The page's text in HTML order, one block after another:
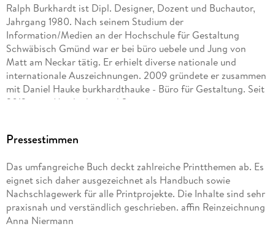
Geschäftsausstattung: Logo, Briefpapier, Visitenkarte &
Co.
Konzeption: Briefing, Konzept, Zeitplan, Budget
Zielgruppe, Ziele
Nutzen eines Corporate Designs und Logo Designs
Formate, Typografie, Farbklima, Layout
Corporate Design Manual, Checklisten
Inhaltsverzeichnis
Vorwort . . . 15
Ralph Burkhardt ist Dipl. Designer, Dozent und Buchautor,
Jahrgang 1980. Nach seinem Studium der
Information/Medien an der Hochschule für Gestaltung
Schwäbisch Gmünd war er bei büro uebele und Jung von
Matt am Neckar tätig. Er erhielt diverse nationale und
internationale Auszeichnungen. 2009 gründete er zusammen
mit Daniel Hauke burkhardthauke - Büro für Gestaltung. Seit
2012 ist er Mitglied im aed Stuttgart.
Pressestimmen
Das umfangreiche Buch deckt zahlreiche Printthemen ab. Es
eignet sich daher ausgezeichnet als Handbuch sowie
Nachschlagewerk für alle Printprojekte. Die Inhalte sind sehr
praxisnah und verständlich geschrieben. affin Reinzeichnung
Anna Niermann